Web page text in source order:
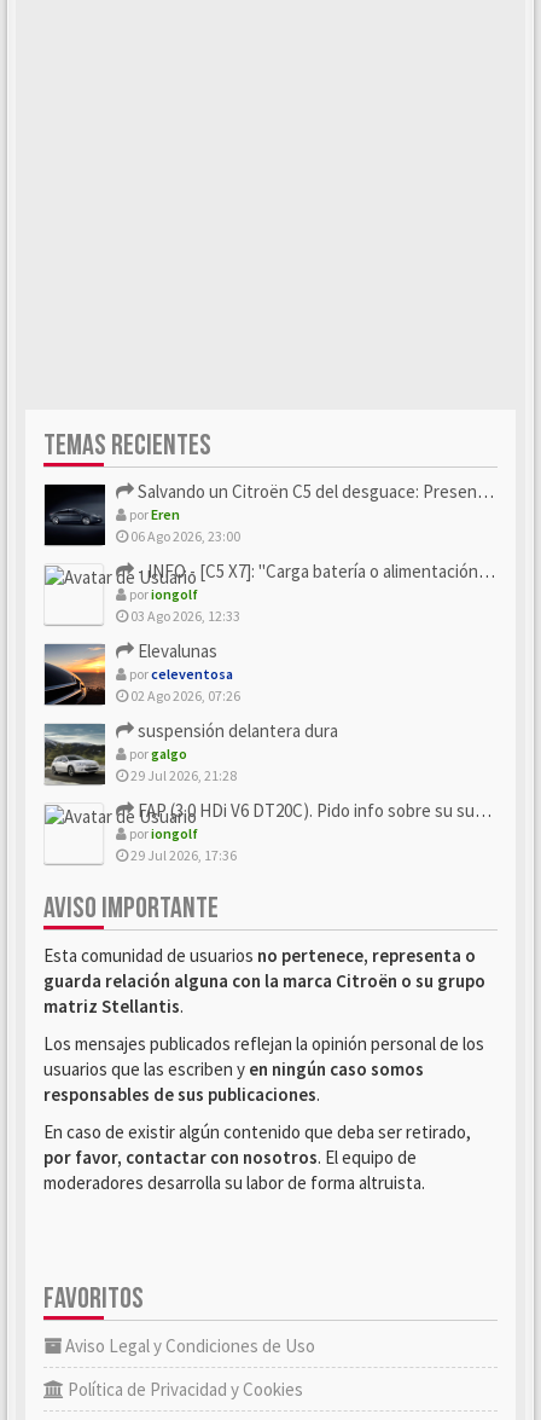
TEMAS RECIENTES
Salvando un Citroën C5 del desguace: Presentación y seguimiento
porEren
06 Ago 2026, 23:00
- INFO - [C5 X7]: "Carga batería o alimentación eléctri...
poriongolf
03 Ago 2026, 12:33
Elevalunas
porceleventosa
02 Ago 2026, 07:26
suspensión delantera dura
porgalgo
29 Jul 2026, 21:28
FAP (3.0 HDi V6 DT20C). Pido info sobre su sustitución
poriongolf
29 Jul 2026, 17:36
AVISO IMPORTANTE
Esta comunidad de usuarios no pertenece, representa o
guarda relación alguna con la marca Citroën o su grupo
matriz Stellantis.
Los mensajes publicados reflejan la opinión personal de los
usuarios que las escriben y en ningún caso somos
responsables de sus publicaciones.
En caso de existir algún contenido que deba ser retirado,
por favor, contactar con nosotros. El equipo de
moderadores desarrolla su labor de forma altruista.
FAVORITOS
Aviso Legal y Condiciones de Uso
Política de Privacidad y Cookies